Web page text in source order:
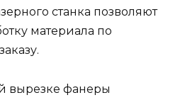
станка позволяют
материала по
вырезке фанеры